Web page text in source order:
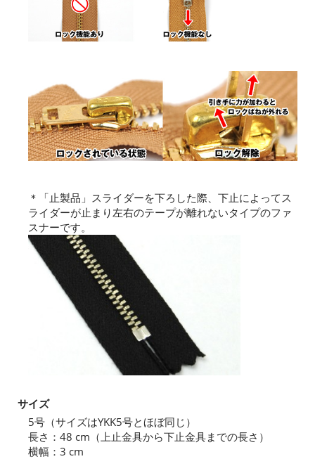
＊「止製品」スライダーを下ろした際、下止によってス
ライダーが止まり左右のテープが離れないタイプのファ
スナーです。
サイズ
5号（サイズはYKK5号とほぼ同じ）
長さ：48 cm（上止金具から下止金具までの長さ）
横幅：3 cm